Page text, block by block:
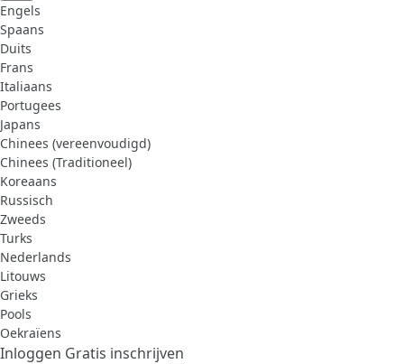
Engels
Spaans
Duits
Frans
Italiaans
Portugees
Japans
Chinees (vereenvoudigd)
Chinees (Traditioneel)
Koreaans
Russisch
Zweeds
Turks
Nederlands
Litouws
Grieks
Pools
Oekraïens
Inloggen Gratis inschrijven